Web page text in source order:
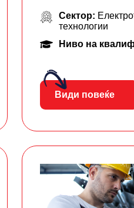
Сектор:
технологии
Ниво на
Види повеќе